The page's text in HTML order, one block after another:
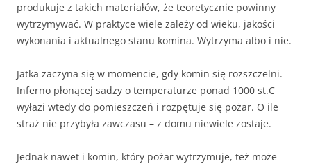
produkuje z takich materiałów, że teoretycznie powinny
wytrzymywać. W praktyce wiele zależy od wieku, jakości
wykonania i aktualnego stanu komina. Wytrzyma albo i nie.
Jatka zaczyna się w momencie, gdy komin się rozszczelni.
Inferno płonącej sadzy o temperaturze ponad 1000 st.C
wyłazi wtedy do pomieszczeń i rozpętuje się pożar. O ile
straż nie przybyła zawczasu – z domu niewiele zostaje.
Jednak nawet i komin, który pożar wytrzymuje, też może